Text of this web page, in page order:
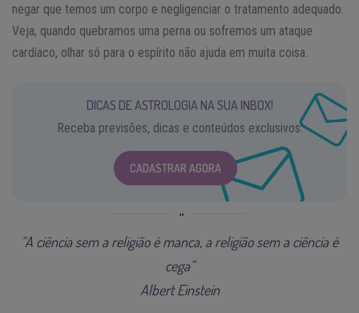
negar que temos um corpo e negligenciar o tratamento adequado.
Veja, quando quebramos uma perna ou sofremos um ataque
cardíaco, olhar só para o espírito não ajuda em muita coisa.
DICAS DE ASTROLOGIA NA SUA INBOX!
Receba previsões, dicas e conteúdos exclusivos.
CADASTRAR AGORA
“A ciência sem a religião é manca, a religião sem a ciência é
cega”
Albert Einstein